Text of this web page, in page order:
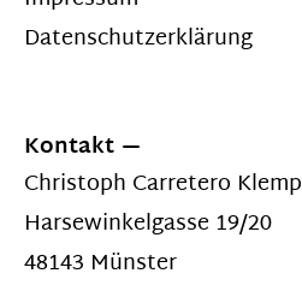
Datenschutzerklärung
Kontakt
Christoph Carretero Klemp
Harsewinkelgasse 19/20
48143 Münster